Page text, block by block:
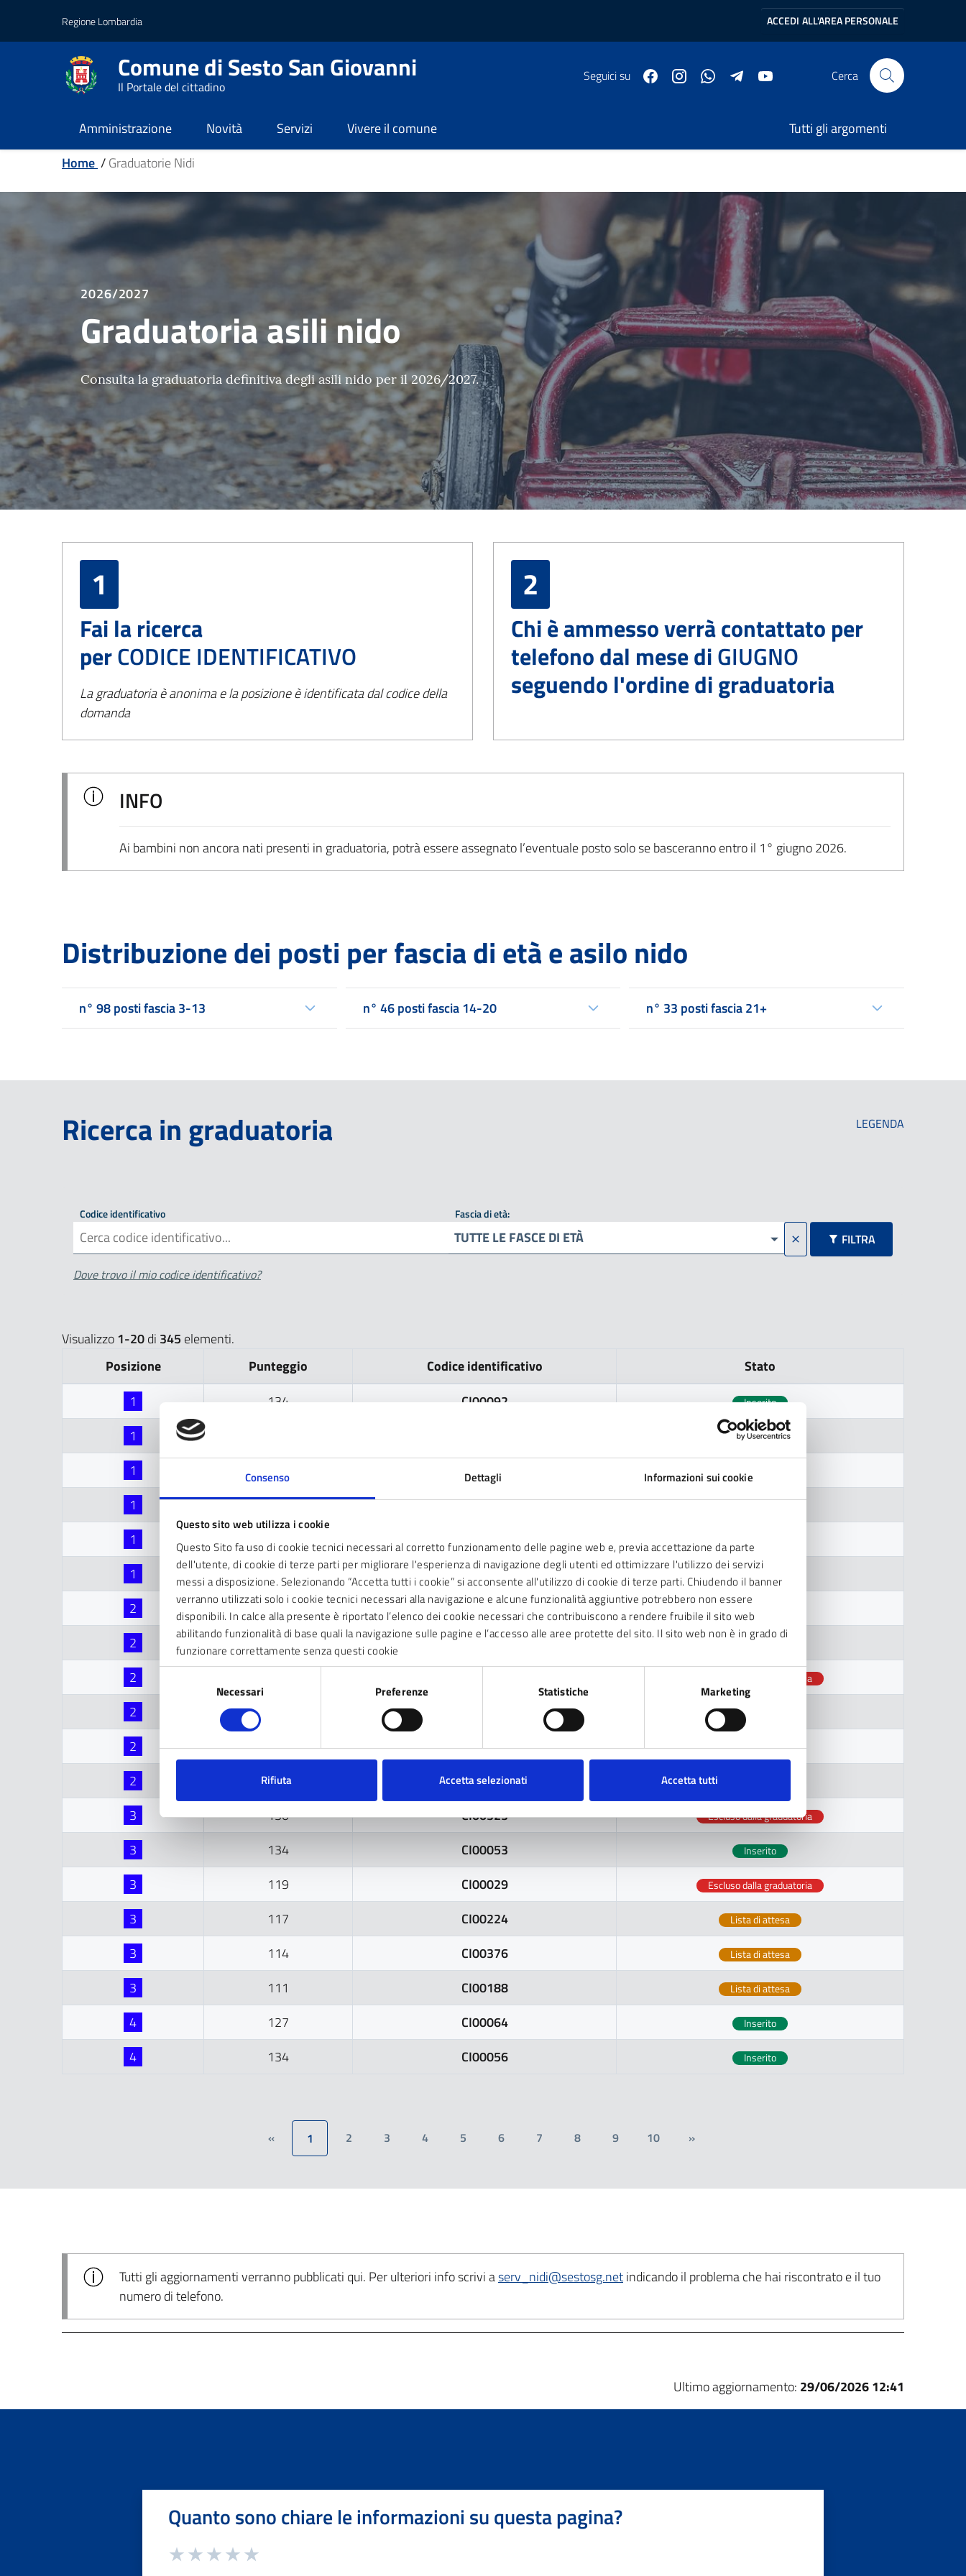
Consenso Dettagli Informazioni sui cookie
Questo sito web utilizza i cookie
Questo Sito fa uso di cookie tecnici necessari al corretto funzionamento delle pagine web e, previa accettazione da parte
dell'utente, di cookie di terze parti per migliorare l'esperienza di navigazione degli utenti ed ottimizzare l'utilizzo dei servizi
messi a disposizione. Selezionando “Accetta tutti i cookie” si acconsente all'utilizzo di cookie di terze parti. Chiudendo il banner
verranno utilizzati solo i cookie tecnici necessari alla navigazione e alcune funzionalità aggiuntive potrebbero non essere
disponibili. In calce alla presente è riportato l’elenco dei cookie necessari che contribuiscono a rendere fruibile il sito web
abilitando funzionalità di base quali la navigazione sulle pagine e l’accesso alle aree protette del sito. Il sito web non è in grado di
funzionare correttamente senza questi cookie
del
Necessari Preferenze Statistiche Marketing
Rifiuta Accetta selezionati Accetta tutti
Vai al contenuto principale
Vai al footerRegione Lombardia ACCEDI ALL'AREA PERSONALE
Comune di Sesto San Giovanni
Il Portale del cittadino
Seguici su Cerca
Amministrazione Novità Servizi Vivere il comune
Tutti gli argomenti
Home /Graduatorie Nidi
2026/2027
Graduatoria asili nido
Consulta la graduatoria definitiva degli asili nido per il 2026/2027.
1
Fai la ricerca
perCODICE IDENTIFICATIVO
La graduatoria è anonima e la posizione è identificata dal codice della
domanda
2
Chi è ammesso verrà contattato per
telefono dal mese diGIUGNO
seguendo l'ordine di graduatoria
INFO
Ai bambini non ancora nati presenti in graduatoria, potrà essere assegnato l’eventuale posto solo se basceranno entro il 1° giugno 2026.
Distribuzione dei posti per fascia di età e asilo nido
n° 98 posti fascia 3-13 n° 46 posti fascia 14-20 n° 33 posti fascia 21+
Ricerca in graduatoria LEGENDA
Codice identificativo
Dove trovo il mio codice identificativo?
Fascia di età:
TUTTE LE FASCE DI ETÀ FILTRA
Visualizzo1-20di 345 elementi.
Posizione
Punteggio Codice identificativo
Stato
1
134 CI00092 Inserito
1 Inserito
1 CI00035 Inserito
1 117 CI00221
1 120 CI00315
1 124 CI00103 Lista di attesa
2 134 CI00094 Inserito
2 134 CI00314 Inserito
2 Escluso dalla graduatoria
2 Lista di attesa
2 117 CI00259 Lista di attesa
2 114 CI00293
3 130 CI00323 Escluso dalla graduatoria
3 134 CI00053 Inserito
3 119 CI00029 Escluso dalla graduatoria
3 117 CI00224 Lista di attesa
3 114 CI00376 Lista di attesa
3 111 CI00188 Lista di attesa
4 127 CI00064 Inserito
4 134 CI00056 Inserito
« 1 2 3 4 5 6 7 8 9 10 »
Tutti gli aggiornamenti verranno pubblicati qui. Per ulteriori info scrivi aserv_nidi@sestosg.netindicando il problema che hai riscontrato e il tuo
numero di telefono.
Ultimo aggiornamento: 29/06/2026 12:41
Quanto sono chiare le informazioni su questa pagina?